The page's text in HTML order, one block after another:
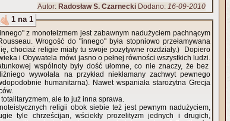
Autor: Radosław S. Czarnecki Dodano: 16-09-2010
1 na 1
z monoteizmem jest zabawnym nadużyciem pachnącym
Wrogość do "innego" była stopniowo przełamywana
chociaż religie miały tu swoje pozytywne rozdziały.) Dopiero
i Obywatela mówi jasno o pełnej równości wszystkich ludzi.
wspólnoty były dość ułomne, co nie znaczy, że bez
wywołała na przykład niekłamany zachwyt pewnego
humanitarna). Nawet wspaniała starożytna Grecja
ale to już inna sprawa.
religii obok siebie też jest pewnym nadużyciem,
tyle chrześcijan, wściekły prozelityzm jednych i drugich,